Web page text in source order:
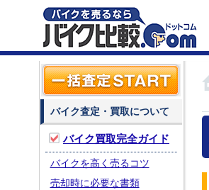
バイク査定・買取について
バイク買取完全ガイド
バイクを高く売るコツ
売却時に必要な書類